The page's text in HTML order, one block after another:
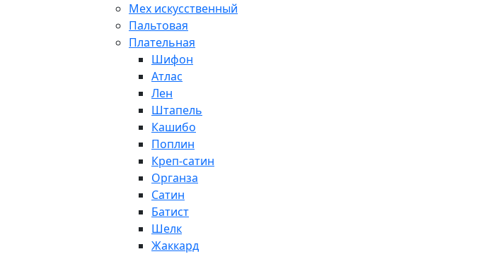
Мех искусственный
Пальтовая
Плательная
Шифон
Атлас
Лен
Штапель
Кашибо
Поплин
Креп-сатин
Органза
Сатин
Батист
Шелк
Жаккард